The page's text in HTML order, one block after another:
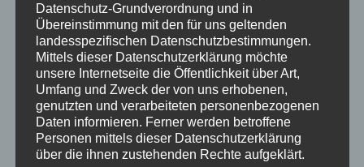
WeiterlesenTECHNISCHE
HILFELEISTUNG
FLUGUNFALL
3.ALARMSTUFE
MASSENANFALL
VON
VERLETZTEN
PERSONEN
TECHNISCHE HILFELEISTUNG
WASSER MENSCHENLEBEN IN
GEFAHR
Datenschutz-Grundverordnung und in
Übereinstimmung mit den für uns geltenden
landesspezifischen Datenschutzbestimmungen.
Mittels dieser Datenschutzerklärung möchte
unsere Internetseite die Öffentlichkeit über Art,
Umfang und Zweck der von uns erhobenen,
genutzten und verarbeiteten personenbezogenen
Daten informieren. Ferner werden betroffene
Personen mittels dieser Datenschutzerklärung
über die ihnen zustehenden Rechte aufgeklärt.